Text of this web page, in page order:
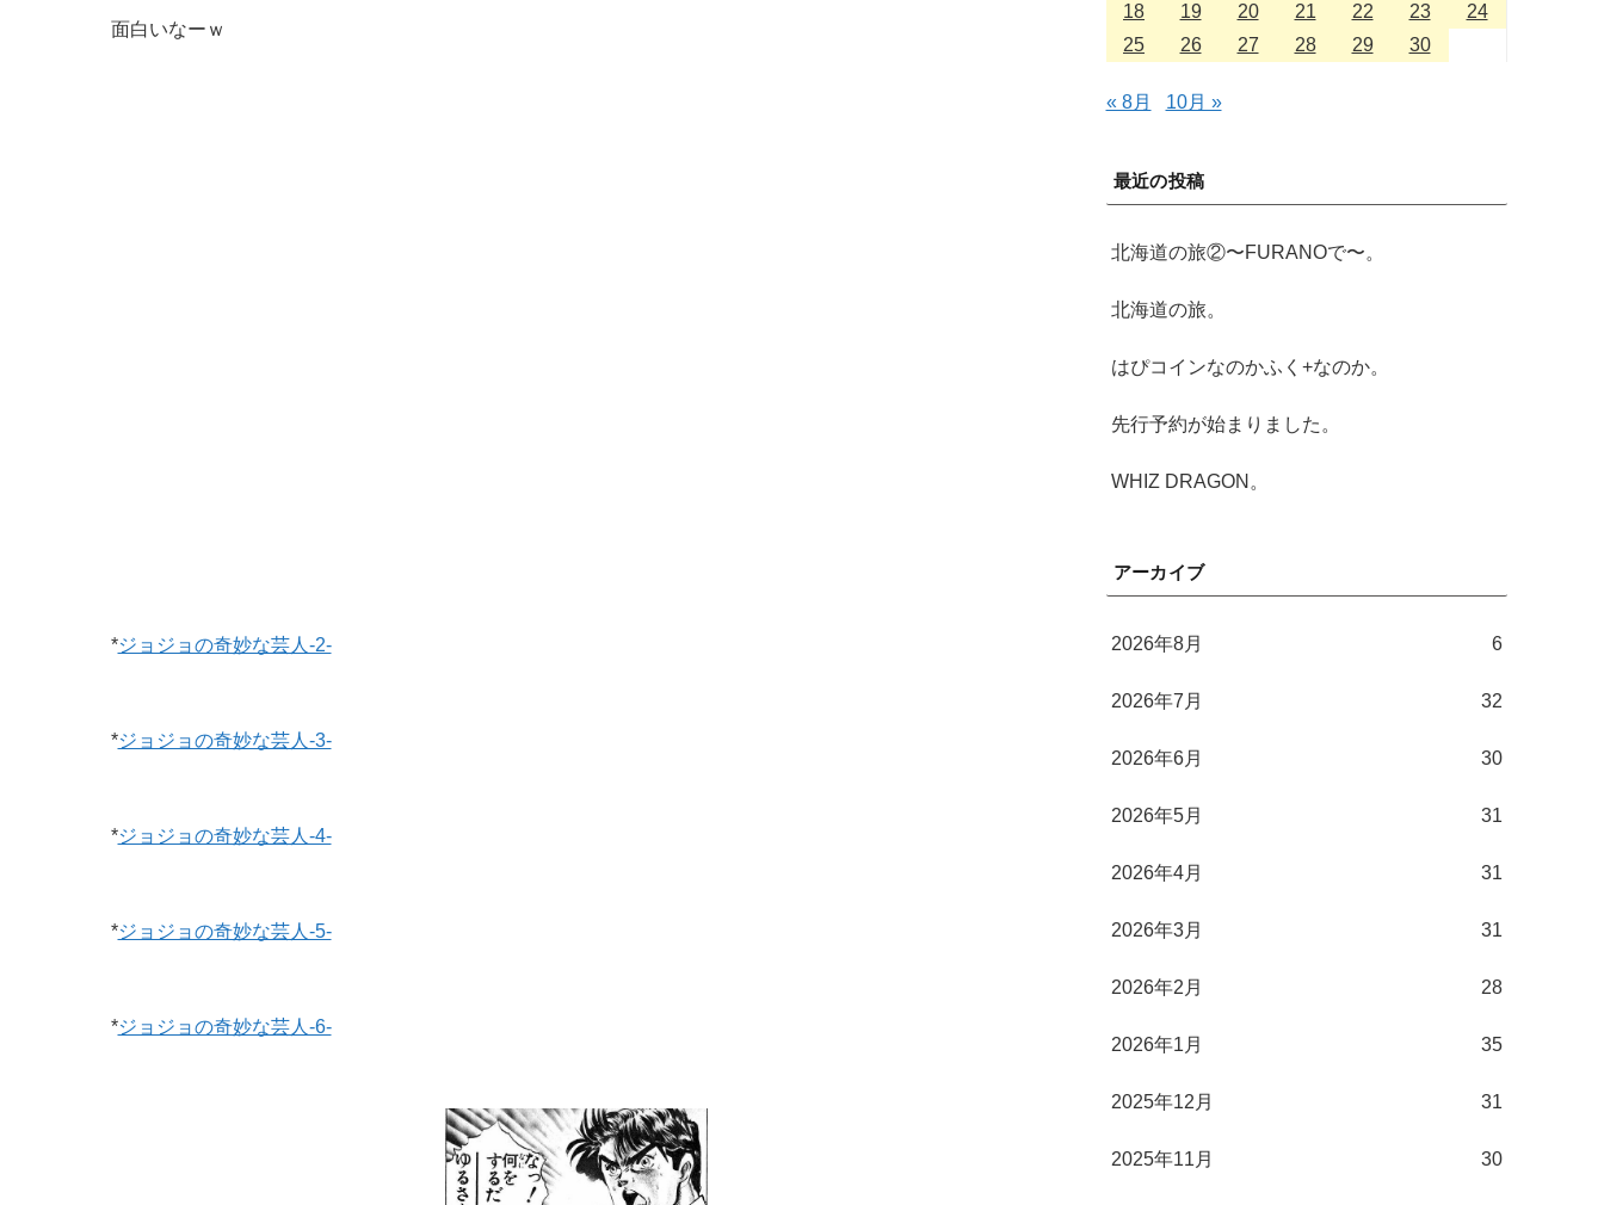
面白いなーｗ
*ジョジョの奇妙な芸人-2-
*ジョジョの奇妙な芸人-3-
*ジョジョの奇妙な芸人-4-
*ジョジョの奇妙な芸人-5-
*ジョジョの奇妙な芸人-6-
18
19 20 21 22 23
24
25
26 27 28 29 30
« 8月 10月 »
最近の投稿
北海道の旅②〜FURANOで〜。
北海道の旅。
はぴコインなのかふく+なのか。
先行予約が始まりました。
WHIZ DRAGON。
アーカイブ
2026年8月 6
2026年7月 32
2026年6月 30
2026年5月 31
2026年4月 31
2026年3月 31
2026年2月 28
2026年1月 35
2025年12月 31
2025年11月 30